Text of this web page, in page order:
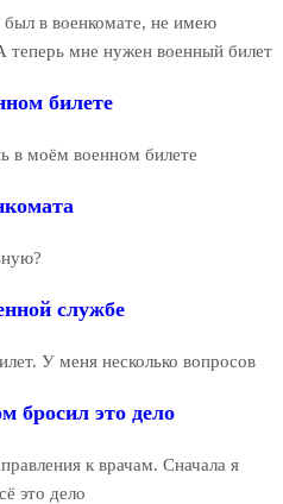
был в военкомате, не имею
теперь мне нужен военный билет
билете
в моём военном билете
службе
У меня несколько вопросов
бросил это дело
к врачам. Сначала я
это дело